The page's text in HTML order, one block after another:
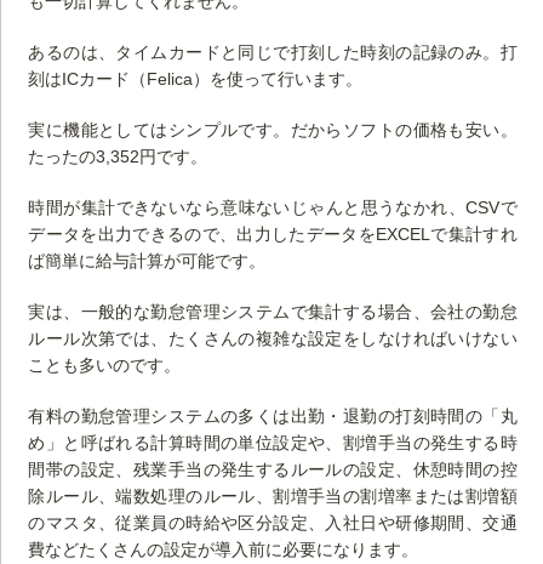
あるのは、タイムカードと同じで打刻した時刻の記録のみ。打
刻はICカード（Felica）を使って行います。
実に機能としてはシンプルです。だからソフトの価格も安い。
たったの3,352円です。
時間が集計できないなら意味ないじゃんと思うなかれ、CSVで
データを出力できるので、出力したデータをEXCELで集計すれ
ば簡単に給与計算が可能です。
実は、一般的な勤怠管理システムで集計する場合、会社の勤怠
ルール次第では、たくさんの複雑な設定をしなければいけない
ことも多いのです。
有料の勤怠管理システムの多くは出勤・退勤の打刻時間の「丸
め」と呼ばれる計算時間の単位設定や、割増手当の発生する時
間帯の設定、残業手当の発生するルールの設定、休憩時間の控
除ルール、端数処理のルール、割増手当の割増率または割増額
のマスタ、従業員の時給や区分設定、入社日や研修期間、交通
費などたくさんの設定が導入前に必要になります。